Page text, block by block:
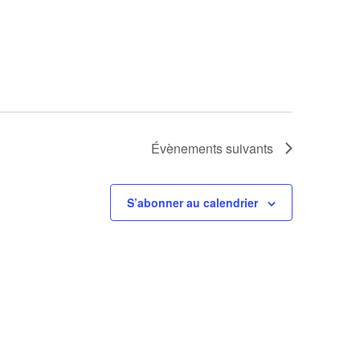
Évènementssuivants
S’abonner au calendrier